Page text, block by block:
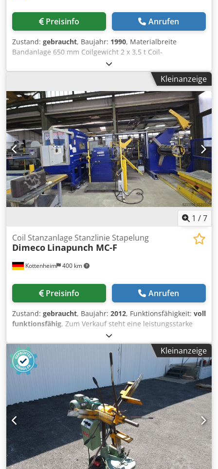
Preisinfo Anrufen
Zustand: gebraucht, Baujahr: 1990, Materialbreite
Bandanlage 650 mm Coilgewicht 2 x 3,5 t Coil-
Innendurchmesser 460 - 530 mm Coil-Außendurchmesser
1500 mm Materialstärke Bandanlage 0,8 - 3,0 mm Anzahl
der Richtwalzen 7 Anzahl der Ein- und Auszugswalzen 4
Walzendurchmesser 80 mm Vorschublänge 0 - 500 mm
Antriebsleistung 10,0 kW Gewicht 10,0 t Raumbedarf
Bandanlage (LxBxH) 8,8 x 4,0 x 2,55 m Richtmaschine
Dimeco, 1676 EV mit Einführtisch und Vorbiegerolle,
hydraulischer Ladebrücke Chsdpfozrprwex Am Eja
Doppelhaspel 2382 FFPS mit pneumatischer
Nachlaufbremse, hydraulischer Zentralspreizung,
hydraulischer Andrückrolle, Ladestuhl elektronischer
Walzenvorschub Microfeed 1140 E mit DC-Antrieb,
pneumatischer Zwischenlüftung kann nur ohne in Betrieb
nehmen angeboten werden - Video beim Abgeber vor
Abbau vorhanden
Kleinanzeige
1 /7
Kottenheim 400 km
Coil Stanzanlage Stanzlinie Stapelung
Dimeco Linapunch MC-F
Preisinfo Anrufen
Zustand: gebraucht, Baujahr: 2012, Funktionsfähigkeit: voll
funktionsfähig, Zum Verkauf steht eine leistungsstarke
DIMECO LINAPUNCH MC-F CNC-Coilstanzanlage zur
automatisierten Bearbeitung von Bandmaterial direkt vom
Coil. Die Anlage eignet sich besonders für die
wirtschaftliche Fertigung von Lochblechen,
Montageplatten, Befestigungsschienen,
Lüftungskomponenten sowie kundenspezifischen
Stanzteilen in mittleren und großen Stückzahlen. Durch
die direkte Verarbeitung vom Coil werden
Materialverbrauch, Rüstzeiten und Stückkosten deutlich
reduziert. Die LINAPUNCH-Technologie kombiniert die
Flexibilität einer CNC-Stanzmaschine mit der Produktivität
einer kontinuierlichen Coil-Linie. Die Anlage arbeitet mit
standardisierten Thick-Turret-Werkzeugen und ermöglicht
hochproduktive Fertigungsabläufe. Technische Daten
Kleinanzeige